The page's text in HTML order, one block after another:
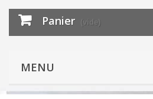
Panier (vide)
MENU